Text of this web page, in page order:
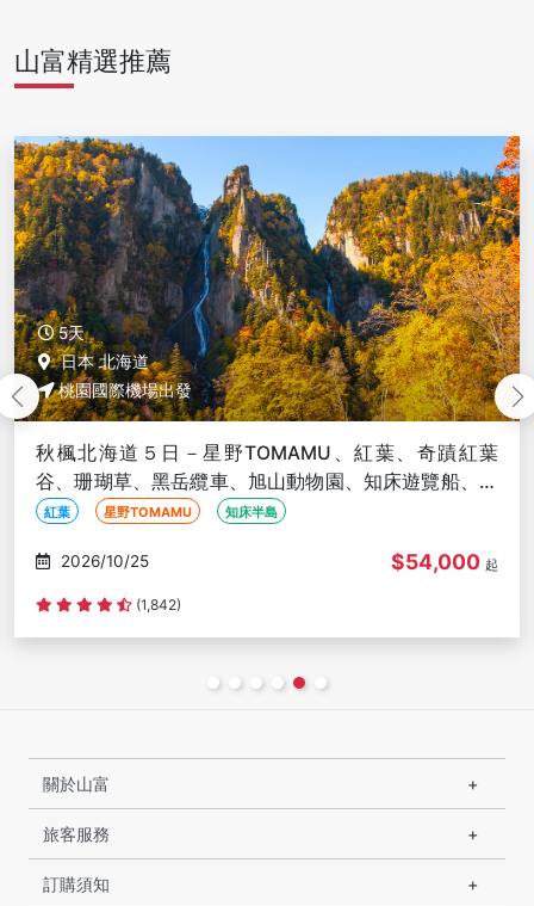
山富精選推薦
5天
日本 北海道
桃園國際機場出發
秋楓北海道５日－星野TOMAMU、紅葉、奇蹟紅葉
谷、珊瑚草、黑岳纜車、旭山動物園、知床遊覽船、海
鮮螃蟹和牛吃到飽
紅葉 星野TOMAMU 知床半島
2026/10/26 $54,000 起
(1,842)
關於山富
旅客服務
訂購須知